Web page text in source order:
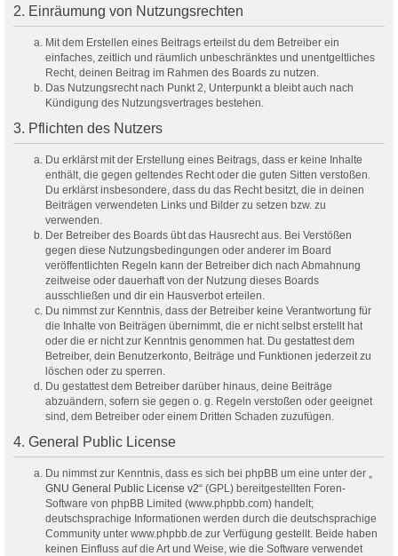
2. Einräumung von Nutzungsrechten
Mit dem Erstellen eines Beitrags erteilst du dem Betreiber ein
einfaches, zeitlich und räumlich unbeschränktes und unentgeltliches
Recht, deinen Beitrag im Rahmen des Boards zu nutzen.
Das Nutzungsrecht nach Punkt 2, Unterpunkt a bleibt auch nach
Kündigung des Nutzungsvertrages bestehen.
3. Pflichten des Nutzers
Du erklärst mit der Erstellung eines Beitrags, dass er keine Inhalte
enthält, die gegen geltendes Recht oder die guten Sitten verstoßen.
Du erklärst insbesondere, dass du das Recht besitzt, die in deinen
Beiträgen verwendeten Links und Bilder zu setzen bzw. zu
verwenden.
Der Betreiber des Boards übt das Hausrecht aus. Bei Verstößen
gegen diese Nutzungsbedingungen oder anderer im Board
veröffentlichten Regeln kann der Betreiber dich nach Abmahnung
zeitweise oder dauerhaft von der Nutzung dieses Boards
ausschließen und dir ein Hausverbot erteilen.
Du nimmst zur Kenntnis, dass der Betreiber keine Verantwortung für
die Inhalte von Beiträgen übernimmt, die er nicht selbst erstellt hat
oder die er nicht zur Kenntnis genommen hat. Du gestattest dem
Betreiber, dein Benutzerkonto, Beiträge und Funktionen jederzeit zu
löschen oder zu sperren.
Du gestattest dem Betreiber darüber hinaus, deine Beiträge
abzuändern, sofern sie gegen o. g. Regeln verstoßen oder geeignet
sind, dem Betreiber oder einem Dritten Schaden zuzufügen.
4. General Public License
Du nimmst zur Kenntnis, dass es sich bei phpBB um eine unter der „
GNU General Public License v2“ (GPL) bereitgestellten Foren-
Software von phpBB Limited (www.phpbb.com) handelt;
deutschsprachige Informationen werden durch die deutschsprachige
Community unter www.phpbb.de zur Verfügung gestellt. Beide haben
keinen Einfluss auf die Art und Weise, wie die Software verwendet